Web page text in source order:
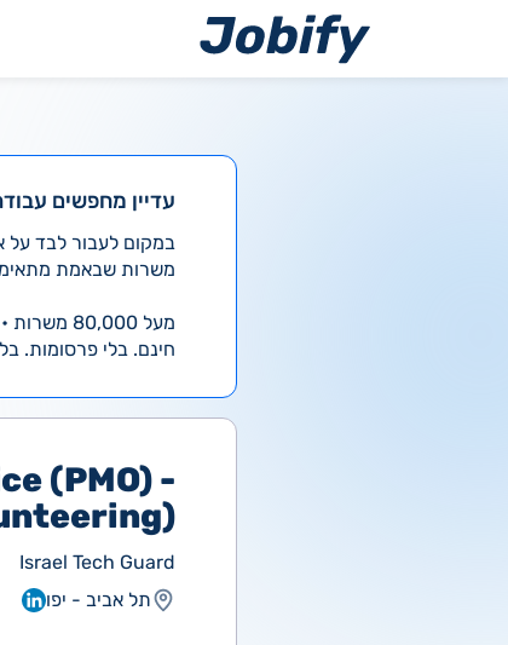
עדיין מחפשים
משרות שבאמת
מעל 80,000 משרות • 4,000 חדשות ביום
חינם. בלי פרסומות.
(PMO) -
Israel Tech Guard
תל אביב - יפו